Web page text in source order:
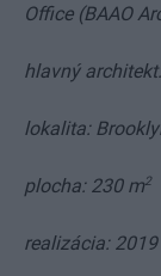
Office (BAAO
hlavný
lokalita:
plocha: 230 m2
realizácia: 2019